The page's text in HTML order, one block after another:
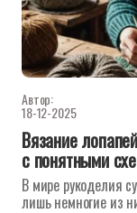
Автор:
18-12-2025
Вязание
с понятными
В мире рукоделия
лишь немногие из